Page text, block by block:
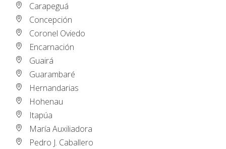
Carapeguá
Concepción
Coronel Oviedo
Encarnación
Guairá
Guarambaré
Hernandarias
Hohenau
Itapúa
María Auxiliadora
Pedro J. Caballero